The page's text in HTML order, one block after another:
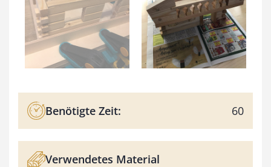
Benötigte Zeit: 60
Verwendetes Material